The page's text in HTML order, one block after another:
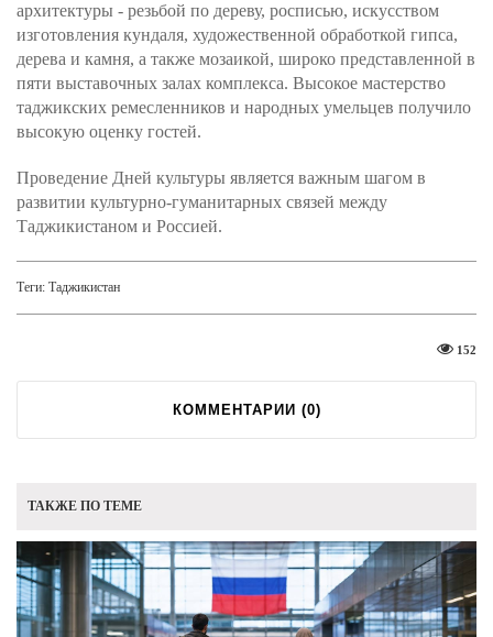
архитектуры - резьбой по дереву, росписью, искусством
изготовления кундаля, художественной обработкой гипса,
дерева и камня, а также мозаикой, широко представленной в
пяти выставочных залах комплекса. Высокое мастерство
таджикских ремесленников и народных умельцев получило
высокую оценку гостей.
Проведение Дней культуры является важным шагом в
развитии культурно-гуманитарных связей между
Таджикистаном и Россией.
Теги: Таджикистан
152
КОММЕНТАРИИ (0)
ТАКЖЕ ПО ТЕМЕ